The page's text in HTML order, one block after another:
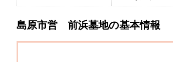
島原市営 前浜墓地の基本情報